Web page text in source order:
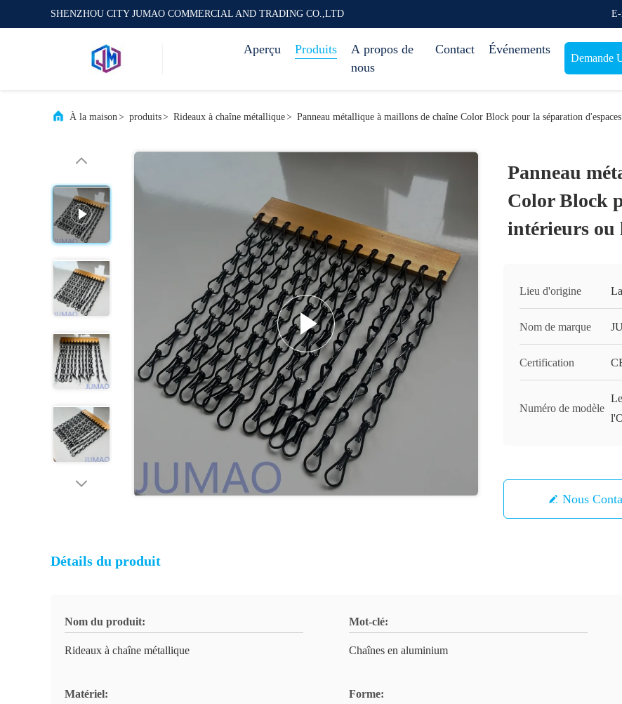
SHENZHOU CITY JUMAO COMMERCIAL AND TRADING CO.,LTD
Aperçu Produits
A propos de
nous
Contact Événements
Demande
À la maison> produits> Rideaux à chaîne métallique> Panneau métallique à maillons de chaîne Color Block pour la séparation
Panneau
Color Block
intérieurs ou
Lieu d'origine
Nom de marque
Certification
Numéro de modèle
Nous
Détails du produit
Nom du produit:
Rideaux à chaîne métallique
Mot-clé:
Chaînes en aluminium
Matériel: Forme: